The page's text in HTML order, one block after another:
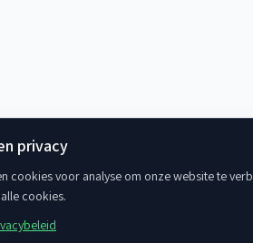
privacy
cookies voor analyse om onze website te
cookies.